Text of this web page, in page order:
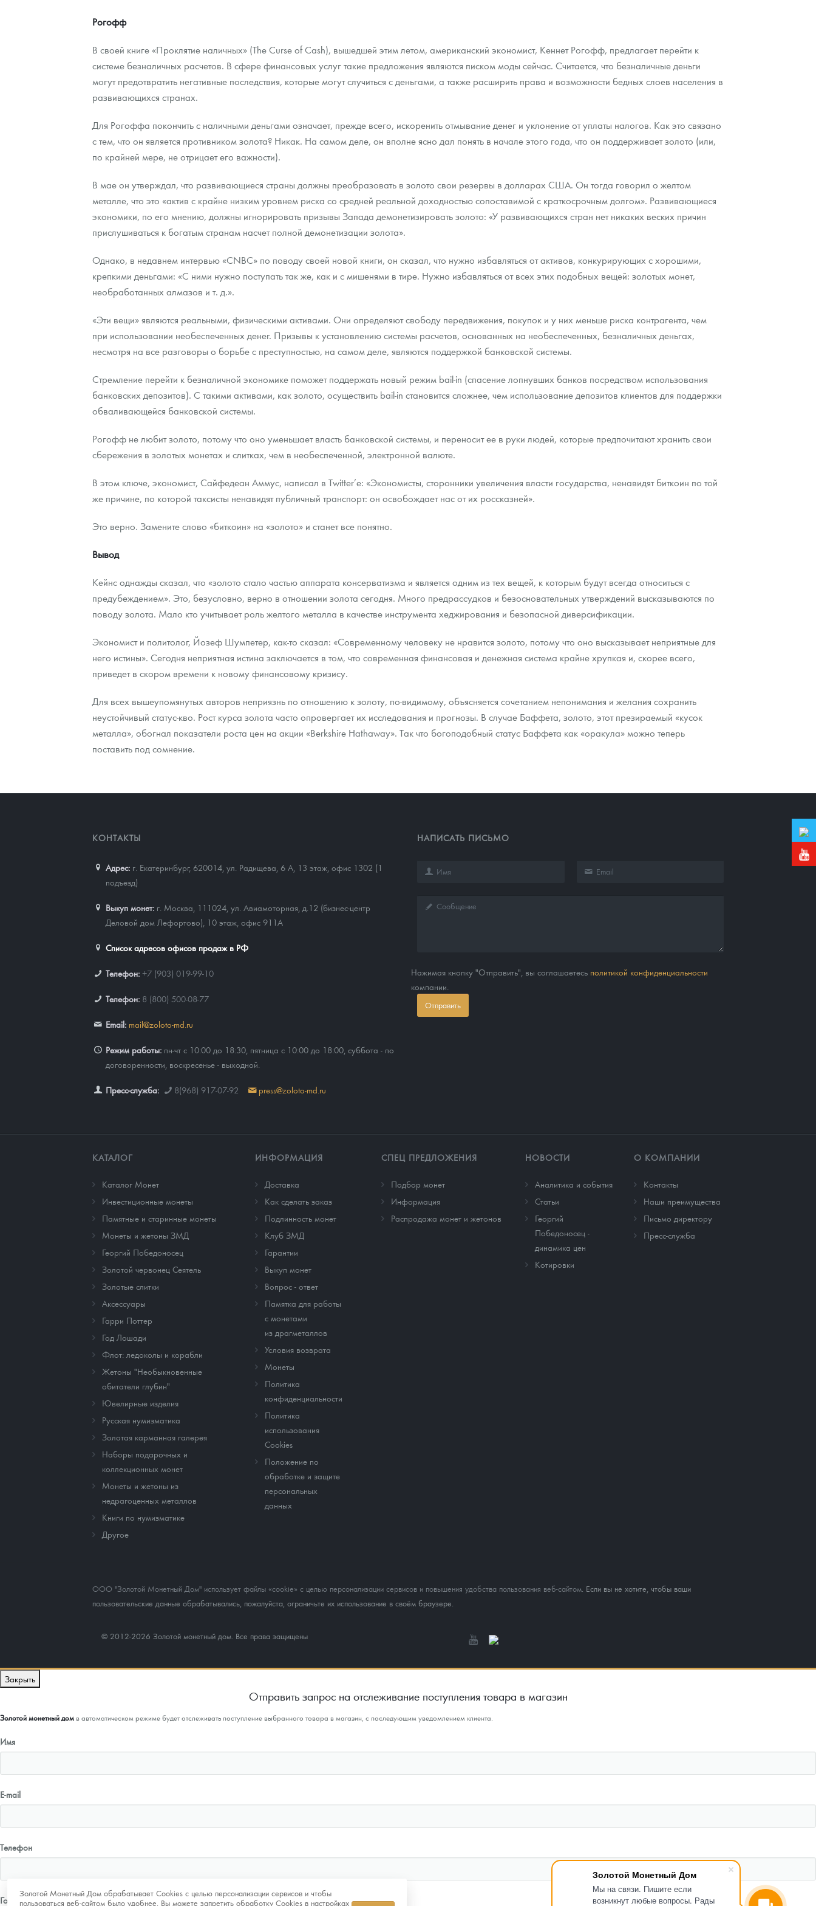
Золотой Монетный Дом
Мы на связи. Пишите если
возникнут любые вопросы. Рады
Золотой червонец Сеятель
Золотые слитки
Аксессуары
Год Лошади
Флот: ледоколы и корабли
Жетоны "Необыкновенные обитатели глубин"
Ювелирные изделия
Русская нумизматика
Золотая карманная галерея
Наборы подарочных и коллекционных монет
Монеты и жетоны из недрагоценных металлов
Выкуп монет
Выкуп серебряных монет
Вопрос - ответ
Памятка для работы с монетами из драгметаллов
Монеты
Политика конфиденциальности
Политика использования Cookies
Положение по обработке и защите персональных данных
Распродажа монет и жетонов
Итоги 2025 года. Прогноз курсов золота, серебра, платины на 2026 год
Cтатьи
Георгий Победоносец - динамика цен
Курс золота и серебра
Лом выкуп
Скупка слитков
Контакты
О нас
Наши преимущества
Рогофф
В своей книге «Проклятие наличных» (The Curse of Cash), вышедшей этим летом, американский экономист, Кеннет Рогофф, предлагает перейти к
системе безналичных расчетов. В сфере финансовых услуг такие предложения являются писком моды сейчас. Считается, что безналичные деньги
могут предотвратить негативные последствия, которые могут случиться с деньгами, а также расширить права и возможности бедных слоев населения в
развивающихся странах.
Для Рогоффа покончить с наличными деньгами означает, прежде всего, искоренить отмывание денег и уклонение от уплаты налогов. Как это связано
с тем, что он является противником золота? Никак. На самом деле, он вполне ясно дал понять в начале этого года, что он поддерживает золото (или,
по крайней мере, не отрицает его важности).
В мае он утверждал, что развивающиеся страны должны преобразовать в золото свои резервы в долларах США. Он тогда говорил о желтом
металле, что это «актив с крайне низким уровнем риска со средней реальной доходностью сопоставимой с краткосрочным долгом». Развивающиеся
экономики, по его мнению, должны игнорировать призывы Запада демонетизировать золото: «У развивающихся стран нет никаких веских причин
прислушиваться к богатым странам насчет полной демонетизации золота».
Однако, в недавнем интервью «CNBC» по поводу своей новой книги, он сказал, что нужно избавляться от активов, конкурирующих с хорошими,
крепкими деньгами: «С ними нужно поступать так же, как и с мишенями в тире. Нужно избавляться от всех этих подобных вещей: золотых монет,
необработанных алмазов и т. д.».
«Эти вещи» являются реальными, физическими активами. Они определяют свободу передвижения, покупок и у них меньше риска контрагента, чем
при использовании необеспеченных денег. Призывы к установлению системы расчетов, основанных на необеспеченных, безналичных деньгах,
несмотря на все разговоры о борьбе с преступностью, на самом деле, являются поддержкой банковской системы.
Стремление перейти к безналичной экономике поможет поддержать новый режим bail-in (спасение лопнувших банков посредством использования
банковских депозитов). С такими активами, как золото, осуществить bail-in становится сложнее, чем использование депозитов клиентов для поддержки
обваливающейся банковской системы.
Рогофф не любит золото, потому что оно уменьшает власть банковской системы, и переносит ее в руки людей, которые предпочитают хранить свои
сбережения в золотых монетах и слитках, чем в необеспеченной, электронной валюте.
В этом ключе, экономист, Сайфедеан Аммус, написал в Twitter’e: «Экономисты, сторонники увеличения власти государства, ненавидят биткоин по той
же причине, по которой таксисты ненавидят публичный транспорт: он освобождает нас от их россказней».
Это верно. Замените слово «биткоин» на «золото» и станет все понятно.
Вывод
Кейнс однажды сказал, что «золото стало частью аппарата консерватизма и является одним из тех вещей, к которым будут всегда относиться с
предубеждением». Это, безусловно, верно в отношении золота сегодня. Много предрассудков и безосновательных утверждений высказываются по
поводу золота. Мало кто учитывает роль желтого металла в качестве инструмента хеджирования и безопасной диверсификации.
Экономист и политолог, Йозеф Шумпетер, как-то сказал: «Современному человеку не нравится золото, потому что оно высказывает неприятные для
него истины». Сегодня неприятная истина заключается в том, что современная финансовая и денежная система крайне хрупкая и, скорее всего,
приведет в скором времени к новому финансовому кризису.
Для всех вышеупомянутых авторов неприязнь по отношению к золоту, по-видимому, объясняется сочетанием непонимания и желания сохранить
неустойчивый статус-кво. Рост курса золота часто опровергает их исследования и прогнозы. В случае Баффета, золото, этот презираемый «кусок
металла», обогнал показатели роста цен на акции «Berkshire Hathaway». Так что богоподобный статус Баффета как «оракула» можно теперь
поставить под сомнение.
КОНТАКТЫ
Адрес: г. Екатеринбург, 620014 ул. Радищева, 6 А, 13 этаж, офис 1302 (1
подъезд)
Выкуп монет: г. Москва, 111024, ул. Авиамоторная, д.12 (бизнес-центр
Деловой дом Лефортово), 10 этаж, офис 911А
Список адресов офисов продаж в РФ
Телефон: +7 (903) 019-99-10
Телефон: 8 (800) 500-08-77
Email: mail@zoloto-md.ru
Режим работы: пн-чт с 10:00 до 18:30, пятница с 10:00 до 18:00, суббота - по
договоренности, воскресенье - выходной.
Пресс-служба: 8(968) 917-07-92 press@zoloto-md.ru
НАПИСАТЬ ПИСЬМО
Нажимая кнопку "Отправить", вы соглашаетесь политикой конфиденциальности
компании.
Отправить
КАТАЛОГ
Каталог Монет
Инвестиционные монеты
Памятные и старинные монеты
Монеты и жетоны ЗМД
Георгий Победоносец
Золотой червонец Сеятель
Золотые слитки
Аксессуары
Гарри Поттер
Год Лошади
Флот: ледоколы и корабли
Жетоны "Необыкновенные
обитатели глубин"
Ювелирные изделия
Русская нумизматика
Золотая карманная галерея
Наборы подарочных и
коллекционных монет
Монеты и жетоны из
недрагоценных металлов
Книги по нумизматике
Другое
ИНФОРМАЦИЯ
Доставка
Как сделать заказ
Подлинность монет
Клуб ЗМД
Гарантии
Выкуп монет
Вопрос - ответ
Памятка для работы
с монетами
из драгметаллов
Условия возврата
Монеты
Политика
конфиденциальности
Политика
использования
Cookies
Положение по
обработке и защите
персональных
данных
СПЕЦ ПРЕДЛОЖЕНИЯ
Подбор монет
Информация
Распродажа монет и жетонов
НОВОСТИ
Аналитика и события
Cтатьи
Георгий
Победоносец -
динамика цен
Котировки
О КОМПАНИИ
Контакты
Наши преимущества
Письмо директору
Пресс-служба
ООО "Золотой Монетный Дом" использует файлы «cookie» с целью персонализации сервисов и повышения удобства пользования веб-сайтом . Если вы не хотите, чтобы ваши
пользовательские данные обрабатывались, пожалуйста, ограничьте их использование в своём браузере.
© 2012-2026 Золотой монетный дом. Все права защищены
Золотой Монетный Дом обрабатывает Cookies с целью персонализации сервисов и чтобы
пользоваться веб-сайтом было удобнее. Вы можете запретить обработку Cookies в настройках
Закрыть
Отправить запрос на отслеживание поступления товара в магазин
Золотой монетный домв автоматическом режиме будет отслеживать поступление выбранного товара в магазин, с последующим уведомлением клиента.
Имя
E-mail
Телефон
Город